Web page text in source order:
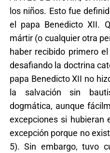
los niños. Esto fue
el papa Benedicto XII.
mártir (o cualquier otra
haber recibido primero
desafiando la doctrina
papa Benedicto XII no
la salvación sin
dogmática, aunque
excepciones si hubieran
excepción porque no
5). Sin embargo, tuvo